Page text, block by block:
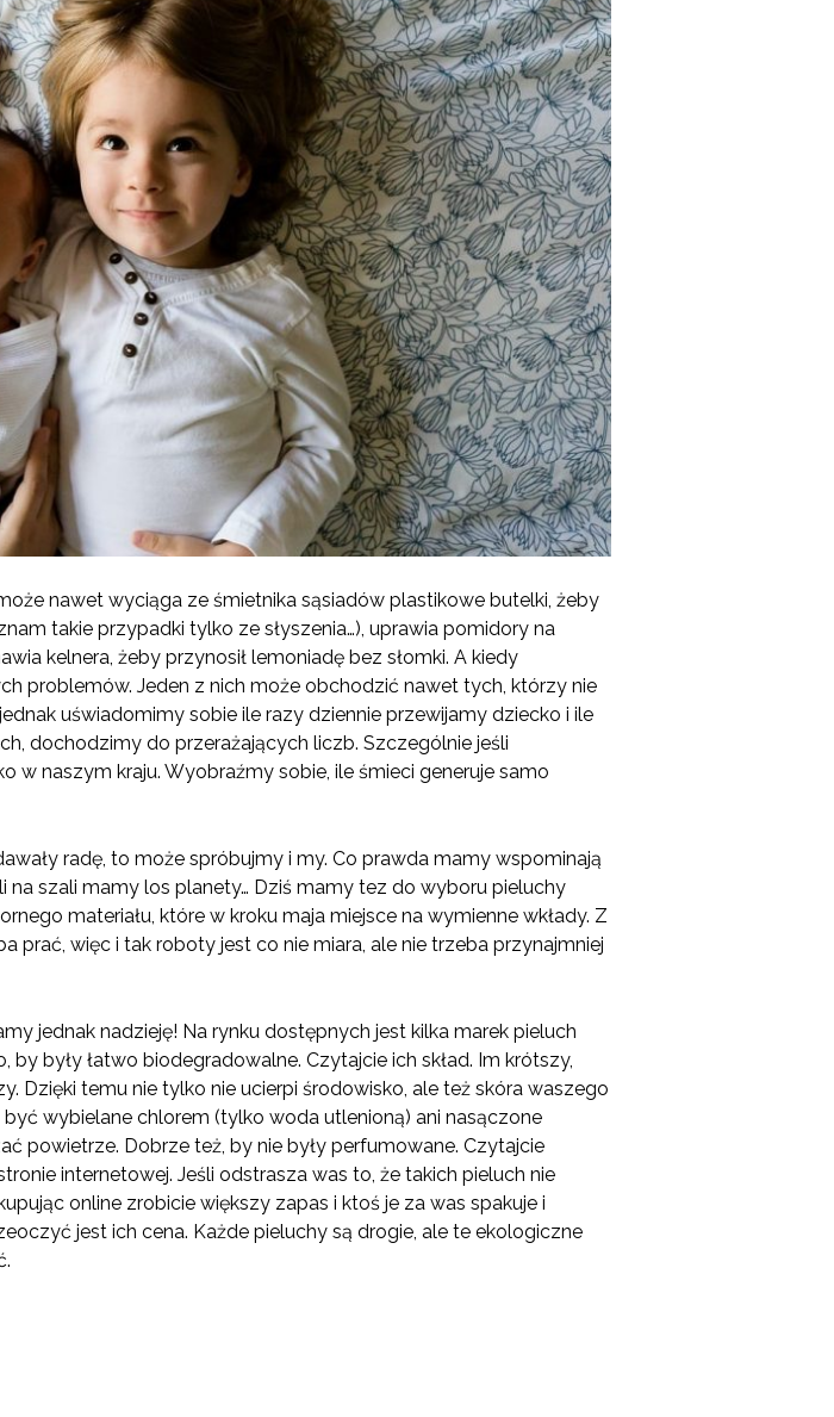
nawet wyciąga ze śmietnika sąsiadów plastikowe butelki, żeby
takie przypadki tylko ze słyszenia…), uprawia pomidory na
kelnera, żeby przynosił lemoniadę bez słomki. A kiedy
problemów. Jeden z nich może obchodzić nawet tych, którzy nie
uświadomimy sobie ile razy dziennie przewijamy dziecko i ile
dochodzimy do przerażających liczb. Szczególnie jeśli
w naszym kraju. Wyobraźmy sobie, ile śmieci generuje samo
radę, to może spróbujmy i my. Co prawda mamy wspominają
na szali mamy los planety… Dziś mamy tez do wyboru pieluchy
materiału, które w kroku maja miejsce na wymienne wkłady. Z
prać, więc i tak roboty jest co nie miara, ale nie trzeba przynajmniej
jednak nadzieję! Na rynku dostępnych jest kilka marek pieluch
były łatwo biodegradowalne. Czytajcie ich skład. Im krótszy,
Dzięki temu nie tylko nie ucierpi środowisko, ale też skóra waszego
wybielane chlorem (tylko woda utlenioną) ani nasączone
powietrze. Dobrze też, by nie były perfumowane. Czytajcie
internetowej. Jeśli odstrasza was to, że takich pieluch nie
online zrobicie większy zapas i ktoś je za was spakuje i
jest ich cena. Każde pieluchy są drogie, ale te ekologiczne